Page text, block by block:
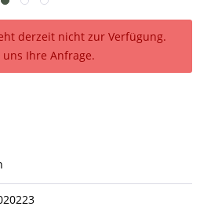
derzeit nicht zur Verfügung.
Ihre Anfrage.